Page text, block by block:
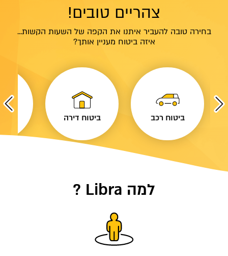
צהריים טובים!
בחירה טובה להעביר איתנו את הקפה של השעות הקשות...
איזה ביטוח מעניין אותך?
ביטוח רכב ביטוח דירה
למה Libra ?